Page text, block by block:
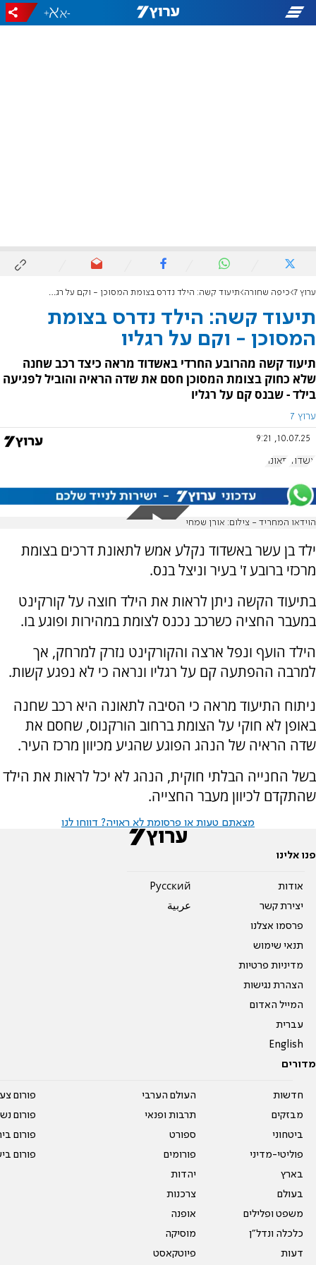
-
+
ערוץ 7 כיפה שחורה תיעוד קשה: הילד נדרס בצומת המסוכן - וקם על רגליו
תיעוד קשה: הילד נדרס בצומת
המסוכן - וקם על רגליו
תיעוד קשה מהרובע החרדי באשדוד מראה כיצד רכב שחנה
שלא כחוק בצומת המסוכן חסם את שדה הראיה והוביל לפגיעה
בילד - שבנס קם על רגליו
ערוץ 7
10.07.25, 9:21
אשדוד תאונה
הוידאו המחריד - צילום: אורן שמחי
ילד בן עשר באשדוד נקלע אמש לתאונת דרכים בצומת
מרכזי ברובע ז' בעיר וניצל בנס.
בתיעוד הקשה ניתן לראות את הילד חוצה על קורקינט
במעבר החציה כשרכב נכנס לצומת במהירות ופוגע בו.
הילד הועף ונפל ארצה והקורקינט נזרק למרחק, אך
למרבה ההפתעה קם על רגליו ונראה כי לא נפגע קשות.
ניתוח התיעוד מראה כי הסיבה לתאונה היא רכב שחנה
באופן לא חוקי על הצומת ברחוב הורקנוס, שחסם את
שדה הראיה של הנהג הפוגע שהגיע מכיוון מרכז העיר.
בשל החנייה הבלתי חוקית, הנהג לא יכל לראות את הילד
שהתקדם לכיוון מעבר החצייה.
מצאתם טעות או פרסומת לא ראויה? דווחו לנו
פנו אלינו
אודות
יצירת קשר
פרסמו אצלנו
תנאי שימוש
מדיניות פרטיות
הצהרת נגישות
המייל האדום
עברית
English
Pусский
عربية
מדורים
חדשות
מבזקים
ביטחוני
פוליטי-מדיני
בארץ
בעולם
משפט ופלילים
כלכלה ונדל"ן
דעות
העולם הערבי
תרבות ופנאי
ספורט
פורומים
יהדות
צרכנות
אופנה
מוסיקה
פיוטקאסט
פורום
פורום
פורום
פורום